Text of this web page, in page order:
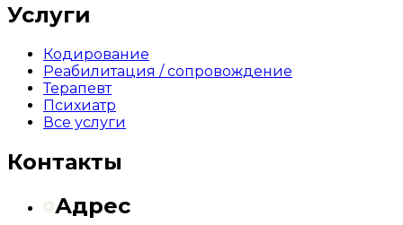
Услуги
Кодирование
Реабилитация / сопровождение
Терапевт
Психиатр
Все услуги
Контакты
Адрес